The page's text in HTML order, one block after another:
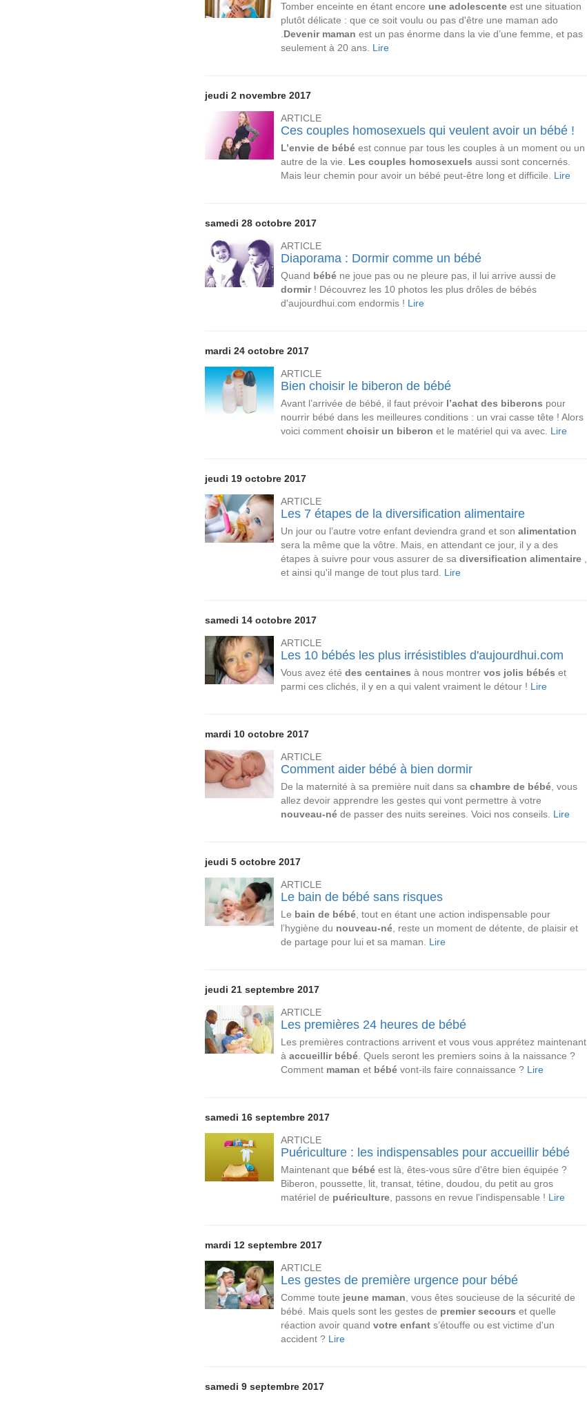
Tomber enceinte en étant encore une adolescente est une situation
plutôt délicate : que ce soit voulu ou pas d'être une maman ado
Devenir maman est un pas énorme dans la vie d’une femme, et pas
seulement à 20 ans. Lire
jeudi 2 novembre 2017
ARTICLE
Ces couples homosexuels qui veulent avoir un bébé !
L’envie de bébé est connue par tous les couples à un moment ou un
autre de la vie.
Les couples homosexuels aussi sont concernés.
Mais leur chemin pour avoir un bébé peut-être long et difficile. Lire
samedi 28 octobre 2017
ARTICLE
Diaporama : Dormir comme un bébé
Quand bébé ne joue pas ou ne pleure pas, il lui arrive aussi de
dormir! Découvrez les 10 photos les plus drôles de bébés
d'aujourdhui.com endormis ! Lire
mardi 24 octobre 2017
ARTICLE
Bien choisir le biberon de bébé
Avant l’arrivée de bébé, il faut prévoir l’achat des biberons pour
nourrir bébé dans les meilleures conditions : un vrai casse tête ! Alors
voici comment choisir un biberon et le matériel qui va avec. Lire
jeudi 19 octobre 2017
ARTICLE
Les 7 étapes de la diversification alimentaire
Un jour ou l’autre votre enfant deviendra grand et son alimentation
sera la même que la vôtre. Mais, en attendant ce jour, il y a des
étapes à suivre pour vous assurer de sa diversification alimentaire
et ainsi qu'il mange de tout plus tard. Lire
samedi 14 octobre 2017
ARTICLE
Les 10 bébés les plus irrésistibles d'aujourdhui.com
Vous avez été des centaines à nous montrer vos jolis bébés et
parmi ces clichés, il y en a qui valent vraiment le détour ! Lire
mardi 10 octobre 2017
ARTICLE
Comment aider bébé à bien dormir
De la maternité à sa première nuit dans sa chambre de bébé , vous
allez devoir apprendre les gestes qui vont permettre à votre
nouveau-né de passer des nuits sereines. Voici nos conseils. Lire
jeudi 5 octobre 2017
ARTICLE
Le bain de bébé sans risques
Le bain de bébé , tout en étant une action indispensable pour
l’hygiène du nouveau-né , reste un moment de détente, de plaisir et
de partage pour lui et sa maman. Lire
jeudi 21 septembre 2017
ARTICLE
Les premières 24 heures de bébé
Les premières contractions arrivent et vous vous apprétez maintenant
à accueillir bébé . Quels seront les premiers soins à la naissance ?
Comment maman et bébé vont-ils faire connaissance ? Lire
samedi 16 septembre 2017
ARTICLE
Puériculture : les indispensables pour accueillir bébé
Maintenant que bébé est là, êtes-vous sûre d'être bien équipée ?
Biberon, poussette, lit, transat, tétine, doudou, du petit au gros
matériel de puériculture , passons en revue l'indispensable ! Lire
mardi 12 septembre 2017
ARTICLE
Les gestes de première urgence pour bébé
Comme toute jeune maman , vous êtes soucieuse de la sécurité de
bébé. Mais quels sont les gestes de premier secours et quelle
réaction avoir quand votre enfant s’étouffe ou est victime d'un
accident ? Lire
samedi 9 septembre 2017